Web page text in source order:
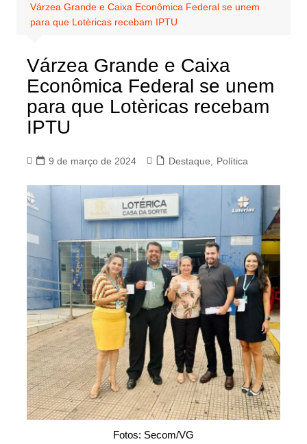
Várzea Grande e Caixa Econômica Federal se unem
para que Lotèricas recebam IPTU
Várzea Grande e Caixa
Econômica Federal se unem
para que Lotèricas recebam
IPTU
9 de março de 2024 Destaque Política
Fotos: Secom/VG